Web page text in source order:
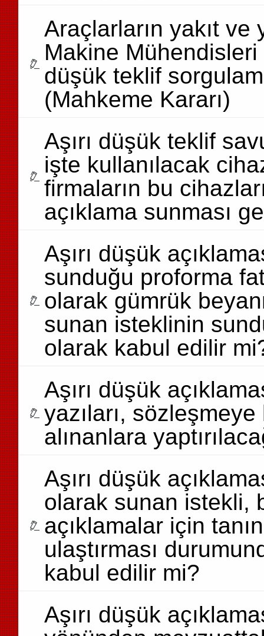
Araçlarların yakıt
Makine Mühendisleri
düşük teklif
(Mahkeme Kararı)
Aşırı düşük teklif
işte kullanılacak
firmaların bu
açıklama sunması
Aşırı düşük
sunduğu proforma
olarak gümrük
sunan isteklinin
olarak kabul edilir
Aşırı düşük
yazıları,
alınanlara
Aşırı düşük
olarak sunan istekli,
açıklamalar için
ulaştırması
kabul edilir mi?
Aşırı düşük